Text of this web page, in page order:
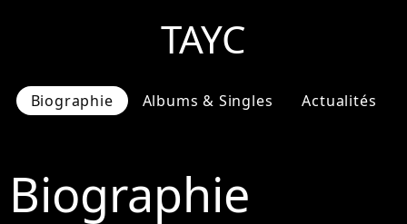
TAYC
Biographie Albums & Singles Actualités
Biographie